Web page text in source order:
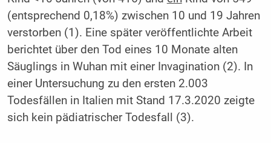
(entsprechend 0,18%) zwischen 10 und 19 Jahren
verstorben (1). Eine später veröffentlichte Arbeit
berichtet über den Tod eines 10 Monate alten
Säuglings in Wuhan mit einer Invagination (2). In
einer Untersuchung zu den ersten 2.003
Todesfällen in Italien mit Stand 17.3.2020 zeigte
sich kein pädiatrischer Todesfall (3).